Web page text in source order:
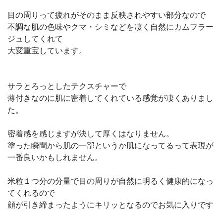
目の周りって疲れがそのまま反映されやすい部分なので
不調な肌の色味やクマ・シミなどを凄く自然にカムフラー
ジュしてくれて
大変重宝しています。
サラとろっとしたテクスチャーで
薄付きなのに肌に密着してくれている感覚が凄くありまし
た。
密着感を感じますが決して厚くはなりません。
塗った瞬間から肌の一部というか肌になってるって表現が
一番良いかもしれません。
米粒１つ分の分量で目の周りが自然に明るく健康的になっ
てくれるので
顔が引き締まったようにキリッとなるのでお気に入りです